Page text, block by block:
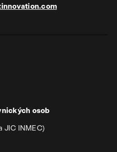
osob
JIC INMEC)